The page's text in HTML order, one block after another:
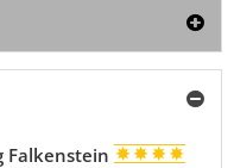
Falkenstein